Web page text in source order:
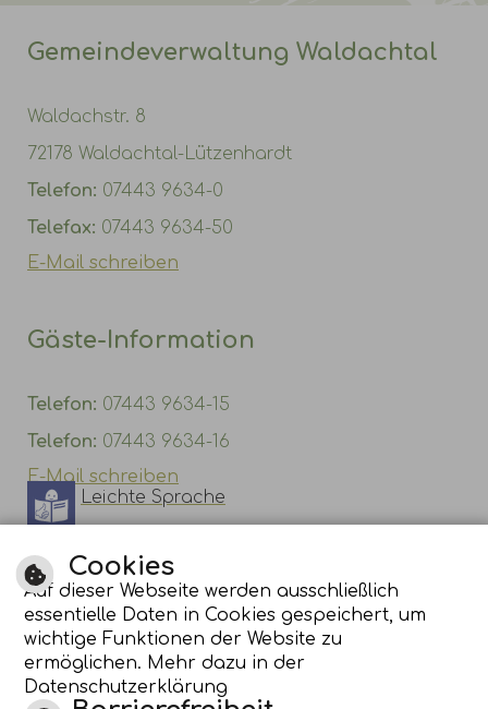
Gemeindeverwaltung Waldachtal
Waldachstr. 8
72178 Waldachtal-Lützenhardt
Telefon: 07443 9634-0
Telefax: 07443 9634-50
E-Mail schreiben
Gäste-Information
Telefon: 07443 9634-15
Telefon: 07443 9634-16
E-Mail schreiben
Leichte Sprache
Cookies
Auf dieser Webseite werden ausschließlich
essentielle Daten in Cookies gespeichert, um
wichtige Funktionen der Website zu
ermöglichen. Mehr dazu in der
Datenschutzerklärung